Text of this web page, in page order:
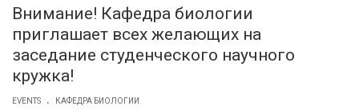
Внимание! Кафедра биологии
приглашает всех желающих на
заседание студенческого научного
кружка!
EVENTS . КАФЕДРА БИОЛОГИИ